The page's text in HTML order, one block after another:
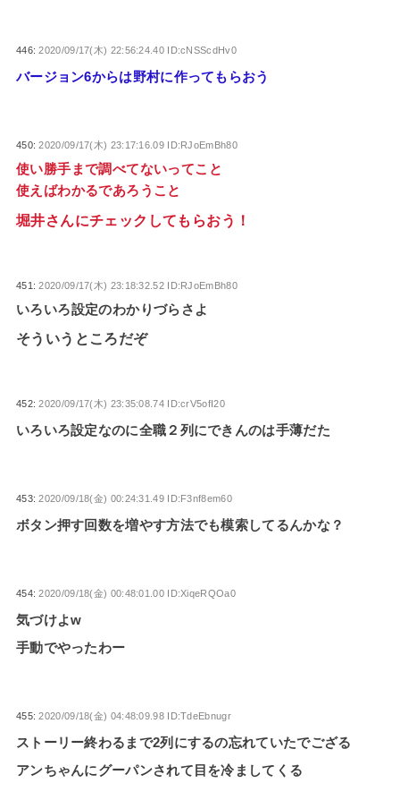
446:2020/09/17(木) 22:56:24.40 ID:cNSScdHv0
バージョン6からは野村に作ってもらおう
450:2020/09/17(木) 23:17:16.09 ID:RJoEmBh80
使い勝手まで調べてないってこと
使えばわかるであろうこと
堀井さんにチェックしてもらおう！
451:2020/09/17(木) 23:18:32.52 ID:RJoEmBh80
いろいろ設定のわかりづらさよ
そういうところだぞ
452:2020/09/17(木) 23:35:08.74 ID:crV5ofI20
いろいろ設定なのに全職２列にできんのは手薄だた
453:2020/09/18(金) 00:24:31.49 ID:F3nf8em60
ボタン押す回数を増やす方法でも模索してるんかな？
454:2020/09/18(金) 00:48:01.00 ID:XiqeRQOa0
気づけよw
手動でやったわー
455:2020/09/18(金) 04:48:09.98 ID:TdeEbnugr
ストーリー終わるまで2列にするの忘れていたでござる
アンちゃんにグーパンされて目を冷ましてくる